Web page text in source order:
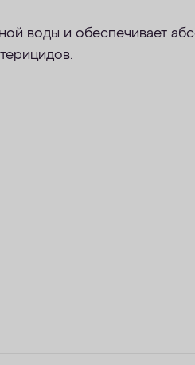
воды и обеспечивает